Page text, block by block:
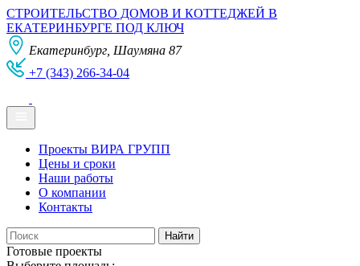
СТРОИТЕЛЬСТВО ДОМОВ И КОТТЕДЖЕЙ В
ЕКАТЕРИНБУРГЕ ПОД КЛЮЧ
Екатеринбург, Шаумяна 87
+7 (343) 266-34-04
Проекты ВИРА ГРУПП
Цены и сроки
Наши работы
О компании
Контакты
Готовые проекты